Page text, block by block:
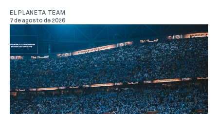
EL PLANETA TEAM
7 de agosto de 2026